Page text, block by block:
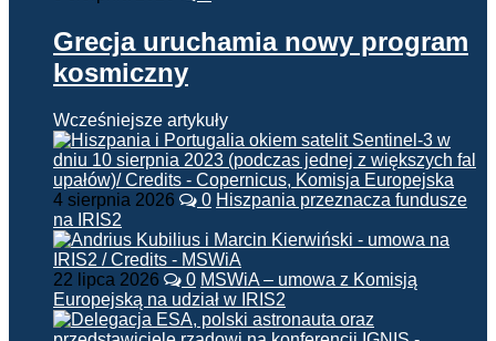
Grecja uruchamia nowy program
kosmiczny
Wcześniejsze artykuły
4 sierpnia 2026 0 Hiszpania przeznacza fundusze
na IRIS2
22 lipca 2026 0 MSWiA – umowa z Komisją
Europejską na udział w IRIS2